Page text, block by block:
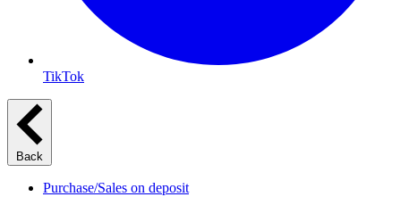
TikTok
Back
Purchase/Sales on deposit